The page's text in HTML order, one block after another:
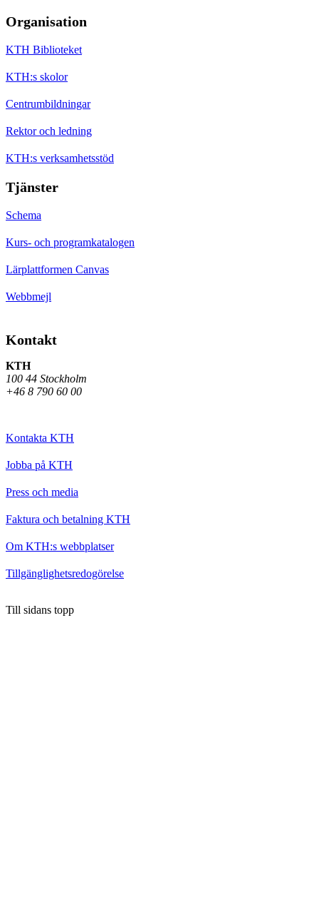
Organisation
KTH Biblioteket
KTH:s skolor
Centrumbildningar
Rektor och ledning
KTH:s verksamhetsstöd
Tjänster
Schema
Kurs- och programkatalogen
Lärplattformen Canvas
Webbmejl
Kontakt
KTH
100 44 Stockholm
+46 8 790 60 00
Kontakta KTH
Jobba på KTH
Press och media
Faktura och betalning KTH
Om KTH:s webbplatser
Tillgänglighetsredogörelse
Till sidans topp